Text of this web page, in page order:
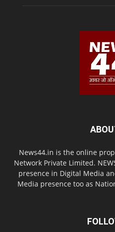
News44.in is the online
Network Private Limited.
presence in Digital Media
Media presence too as